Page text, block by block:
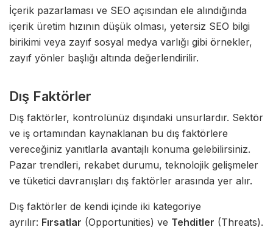
İçerik pazarlaması ve SEO açısından ele alındığında
içerik üretim hızının düşük olması, yetersiz SEO bilgi
birikimi veya zayıf sosyal medya varlığı gibi örnekler,
zayıf yönler başlığı altında değerlendirilir.
Dış Faktörler
Dış faktörler, kontrolünüz dışındaki unsurlardır. Sektör
ve iş ortamından kaynaklanan bu dış faktörlere
vereceğiniz yanıtlarla avantajlı konuma gelebilirsiniz.
Pazar trendleri, rekabet durumu, teknolojik gelişmeler
ve tüketici davranışları dış faktörler arasında yer alır.
Dış faktörler de kendi içinde iki kategoriye
ayrılır: Fırsatlar (Opportunities) ve Tehditler (Threats).